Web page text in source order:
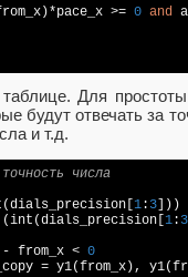
>= 0 and
Для
будут отвечать за
и т.д.
числа
1: 3 ]))
(int(dials_precision[ 1: 3
- from_x < 0
= y1(from_x),